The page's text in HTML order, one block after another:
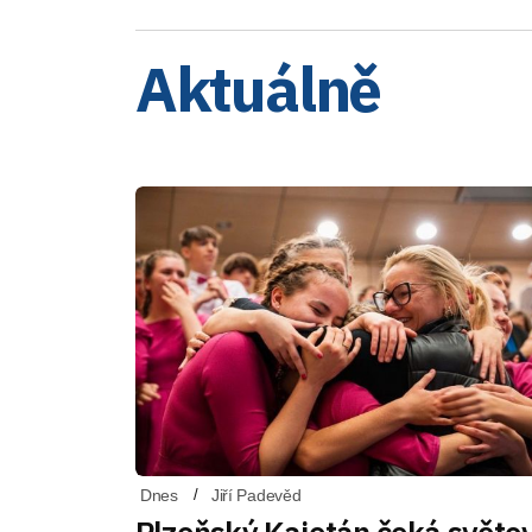
Aktuálně
Dnes Jiří Padevěd